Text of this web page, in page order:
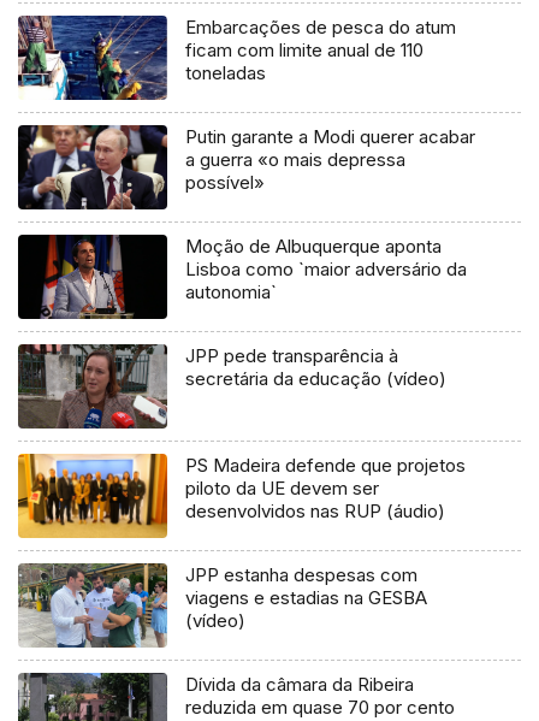
Embarcações de pesca do atum
ficam com limite anual de 110
toneladas
Putin garante a Modi querer acabar
a guerra «o mais depressa
possível»
Moção de Albuquerque aponta
Lisboa como `maior adversário da
autonomia`
JPP pede transparência à
secretária da educação (vídeo)
PS Madeira defende que projetos
piloto da UE devem ser
desenvolvidos nas RUP (áudio)
JPP estanha despesas com
viagens e estadias na GESBA
(vídeo)
Dívida da câmara da Ribeira
reduzida em quase 70 por cento